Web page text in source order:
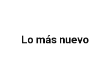
Lo más nuevo